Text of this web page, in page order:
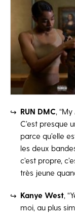
RUN DMC,
C’est presque
parce qu’elle
les deux
c’est propre,
très jeune
Kanye West,
moi, au plus